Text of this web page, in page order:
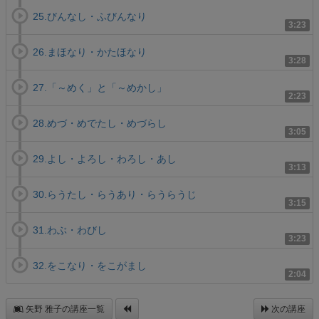
3:23
25.びんなし・ふびんなり
3:28
26.まほなり・かたほなり
2:23
27.「～めく」と「～めかし」
3:05
28.めづ・めでたし・めづらし
3:13
29.よし・よろし・わろし・あし
3:15
30.らうたし・らうあり・らうらうじ
3:23
31.わぶ・わびし
2:04
32.をこなり・をこがまし
矢野 雅子の講座一覧 次の講座